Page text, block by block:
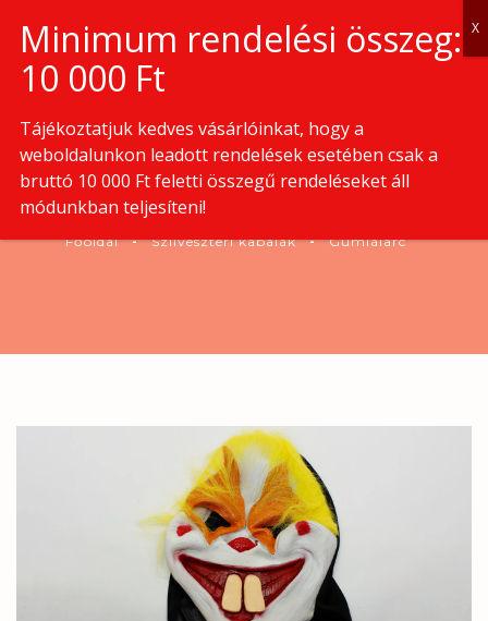
GUMIÁLARC
Főoldal Szilveszteri kabalák Gumiálarc
Tájékoztatjuk kedves vásárlóinkat, hogy a
weboldalunkon leadott rendelések esetében csak a
bruttó 10 000 Ft feletti összegű rendeléseket áll
módunkban teljesíteni!